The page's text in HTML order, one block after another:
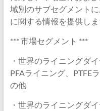
域別のサブセグメント
に関する情報を提供しま
*** 市場セグメント ***
・世界のライニングダ
PFAライニング、PTFE
の他
・世界のライニングダ